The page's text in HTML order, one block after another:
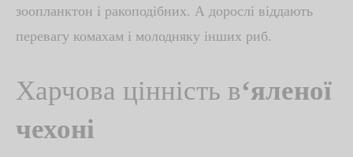
зоопланктон і ракоподібних. А дорослі віддають
перевагу комахам і молодняку ​​інших риб.
Харчова цінність в‘яленої
чехоні